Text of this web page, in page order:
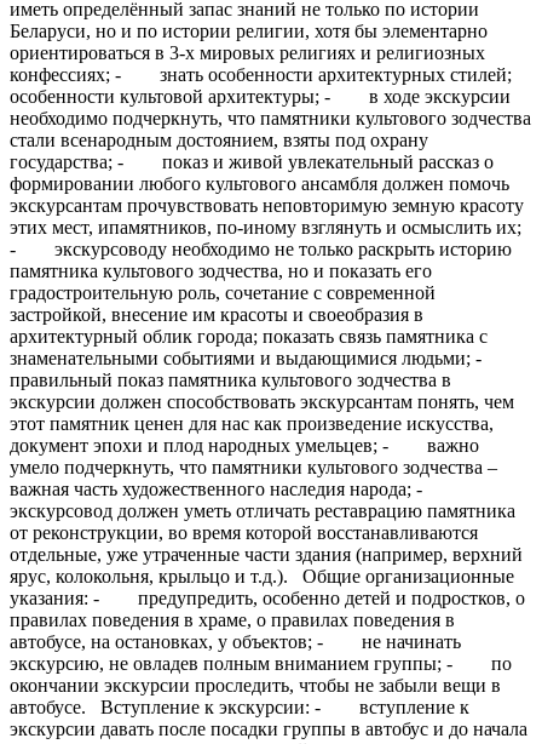
иметь определённый запас знаний не только по истории
Беларуси, но и по истории религии, хотя бы элементарно
ориентироваться в 3-х мировых религиях и религиозных
конфессиях; - знать особенности архитектурных стилей;
особенности культовой архитектуры; - в ходе экскурсии
необходимо подчеркнуть, что памятники культового зодчества
стали всенародным достоянием, взяты под охрану
государства; - показ и живой увлекательный рассказ о
формировании любого культового ансамбля должен помочь
экскурсантам прочувствовать неповторимую земную красоту
этих мест, ипамятников, по-иному взглянуть и осмыслить их;
- экскурсоводу необходимо не только раскрыть историю
памятника культового зодчества, но и показать его
градостроительную роль, сочетание с современной
застройкой, внесение им красоты и своеобразия в
архитектурный облик города; показать связь памятника с
знаменательными событиями и выдающимися людьми; -
правильный показ памятника культового зодчества в
экскурсии должен способствовать экскурсантам понять, чем
этот памятник ценен для нас как произведение искусства,
документ эпохи и плод народных умельцев; - важно
умело подчеркнуть, что памятники культового зодчества –
важная часть художественного наследия народа; -
экскурсовод должен уметь отличать реставрацию памятника
от реконструкции, во время которой восстанавливаются
отдельные, уже утраченные части здания (например, верхний
ярус, колокольня, крыльцо и т.д.). Общие организационные
указания: - предупредить, особенно детей и подростков, о
правилах поведения в храме, о правилах поведения в
автобусе, на остановках, у объектов; - не начинать
экскурсию, не овладев полным вниманием группы; - по
окончании экскурсии проследить, чтобы не забыли вещи в
автобусе. Вступление к экскурсии: - вступление к
экскурсии давать после посадки группы в автобус и до начала